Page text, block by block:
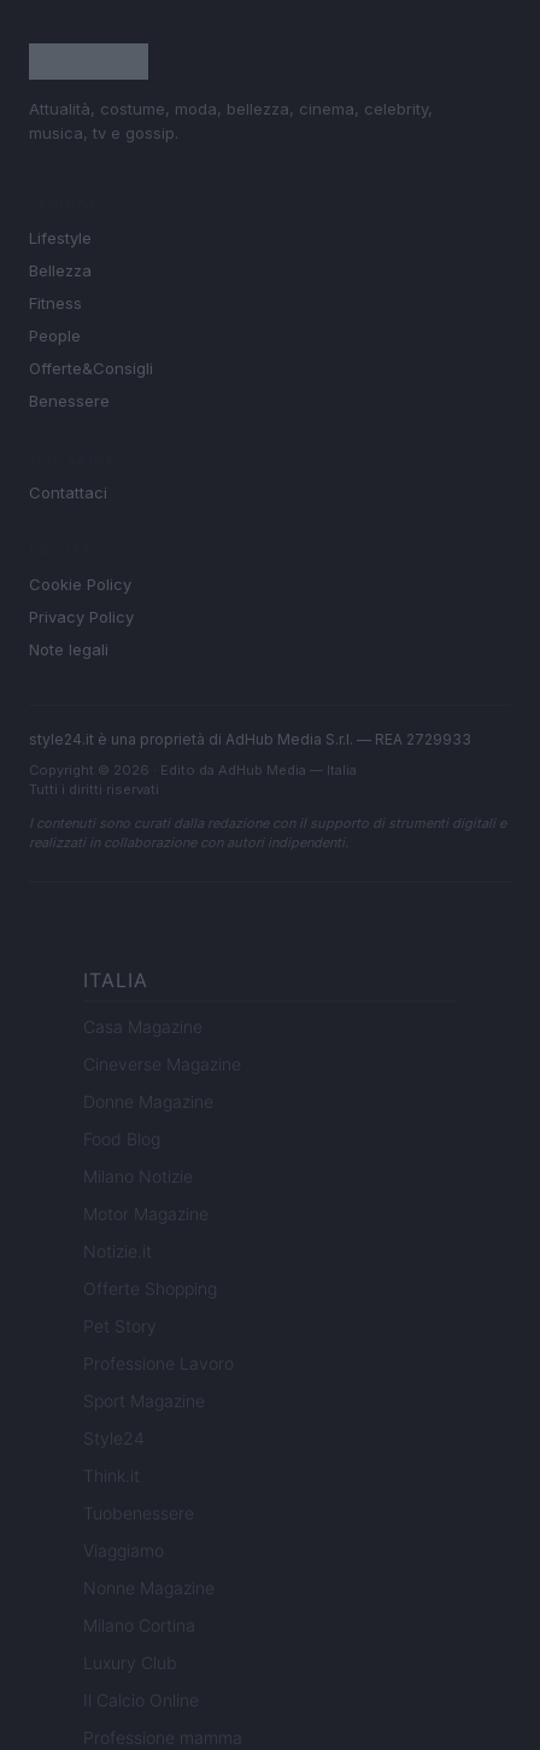
Attualità, costume, moda, bellezza, cinema, celebrity,
musica, tv e gossip.
Lifestyle
Bellezza
Fitness
People
Offerte&Consigli
Benessere
Contattaci
Cookie Policy
Privacy Policy
Note legali
style24.it è una proprietà di AdHub Media S.r.l. — REA 2729933
Copyright © 2026 · Edito da AdHub Media — Italia
Tutti i diritti riservati
I contenuti sono curati dalla redazione con il supporto di strumenti digitali e
realizzati in collaborazione con autori indipendenti.
ITALIA
Casa Magazine
Cineverse Magazine
Donne Magazine
Food Blog
Milano Notizie
Motor Magazine
Notizie.it
Offerte Shopping
Pet Story
Professione Lavoro
Sport Magazine
Style24
Think.it
Tuobenessere
Viaggiamo
Nonne Magazine
Milano Cortina
Luxury Club
Il Calcio Online
Professione mamma